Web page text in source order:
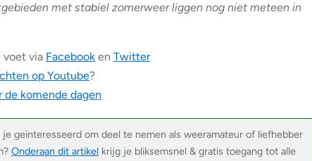
met stabiel zomerweer liggen nog niet meteen in
voet via Facebook en Twitter
op Youtube?
komende dagen
je geïnteresseerd om deel te nemen als weeramateur of liefhebber
Onderaan dit artikel krijg je bliksemsnel & gratis toegang tot alle